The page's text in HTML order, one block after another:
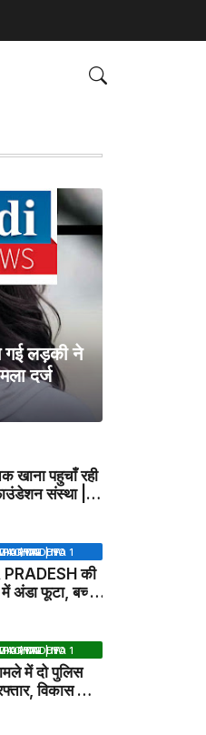
गई लड़की ने
दर्ज
खाना पहुचाँ रही
संस्था |
की
अंडा फूटा, बच्चों
में दो पुलिस
विकास की